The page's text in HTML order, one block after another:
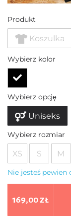
Produkt
Koszulka
Wybierz kolor
Wybierz opcję
Uniseks
Wybierz rozmiar
XS S M
Nie jesteś pewien
169,00 zł